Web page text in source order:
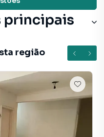
principais
região